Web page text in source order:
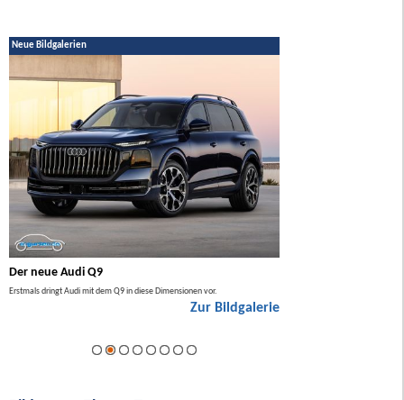
Neue Bildgalerien
Der neue Audi Q9
Erstmals dringt Audi mit dem Q9 in diese Dimensionen vor.
Zur Bildgalerie